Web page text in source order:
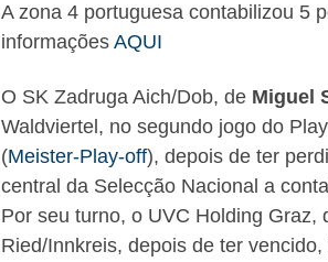
A zona 4 portuguesa contabilizou 5
informações AQUI
O SK Zadruga Aich/Dob, de Miguel
Waldviertel, no segundo jogo do
(Meister-Play-off), depois de ter
central da Selecção Nacional a
Por seu turno, o UVC Holding Graz,
Ried/Innkreis, depois de ter